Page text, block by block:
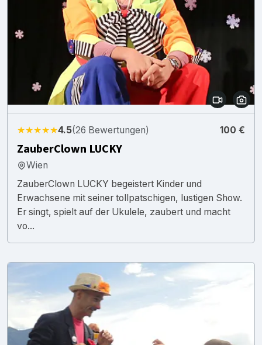
★★★★★4.5(26 Bewertungen) 100 €
ZauberClown LUCKY
Wien
ZauberClown LUCKY begeistert Kinder und
Erwachsene mit seiner tollpatschigen, lustigen Show.
Er singt, spielt auf der Ukulele, zaubert und macht
vo...